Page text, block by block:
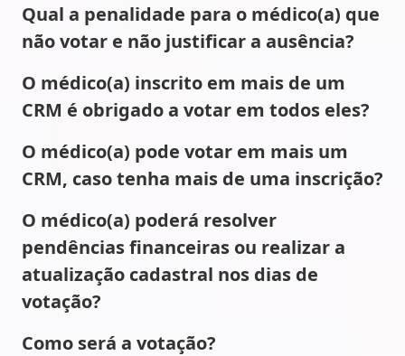
Qual a penalidade para o médico(a) que
não votar e não justificar a ausência?
O médico(a) inscrito em mais de um
CRM é obrigado a votar em todos eles?
O médico(a) pode votar em mais um
CRM, caso tenha mais de uma inscrição?
O médico(a) poderá resolver
pendências financeiras ou realizar a
atualização cadastral nos dias de
votação?
Como será a votação?